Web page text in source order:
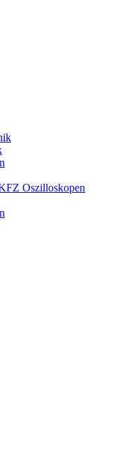
Oszilloskopen